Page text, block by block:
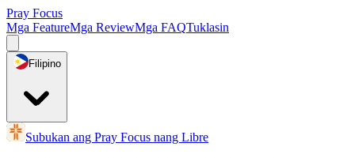
Pray Focus
Mga FeatureMga ReviewMga FAQTuklasin
Filipino
Subukan ang Pray Focus nang Libre